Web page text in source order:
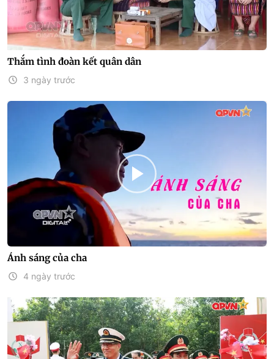
Thắm tình đoàn kết quân dân
3 ngày trước
Ánh sáng của cha
4 ngày trước